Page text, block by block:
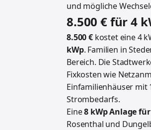
und mögliche
8.500 € für 4
8.500 €kostet eine 4
kWp. Familien in
Bereich. Die
Fixkosten wie
Einfamilienhäuser mit
Strombedarfs.
Eine8 kWp Anlage für
Rosenthal und